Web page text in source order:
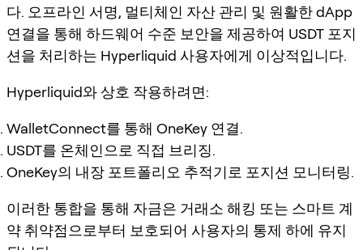
다. 오프라인 서명, 멀티체인 자산 관리 및 원활한 dApp
연결을 통해 하드웨어 수준 보안을 제공하여 USDT 포지
션을 처리하는 Hyperliquid 사용자에게 이상적입니다.
Hyperliquid와 상호 작용하려면:
WalletConnect를 통해 OneKey 연결.
USDT를 온체인으로 직접 브리징.
OneKey의 내장 포트폴리오 추적기로 포지션 모니터링.
이러한 통합을 통해 자금은 거래소 해킹 또는 스마트 계
약 취약점으로부터 보호되어 사용자의 통제 하에 유지